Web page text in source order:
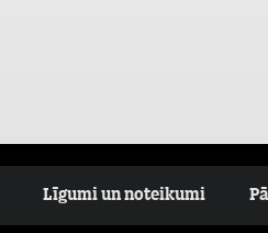
Līgumi un noteikumi